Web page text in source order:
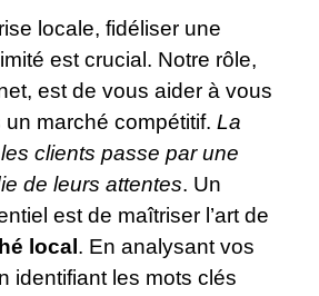
locale, fidéliser une
est crucial. Notre rôle,
est de vous aider à vous
marché compétitif. La
clients passe par une
de leurs attentes. Un
est de maîtriser l’art de
local . En analysant vos
identifiant les mots clés